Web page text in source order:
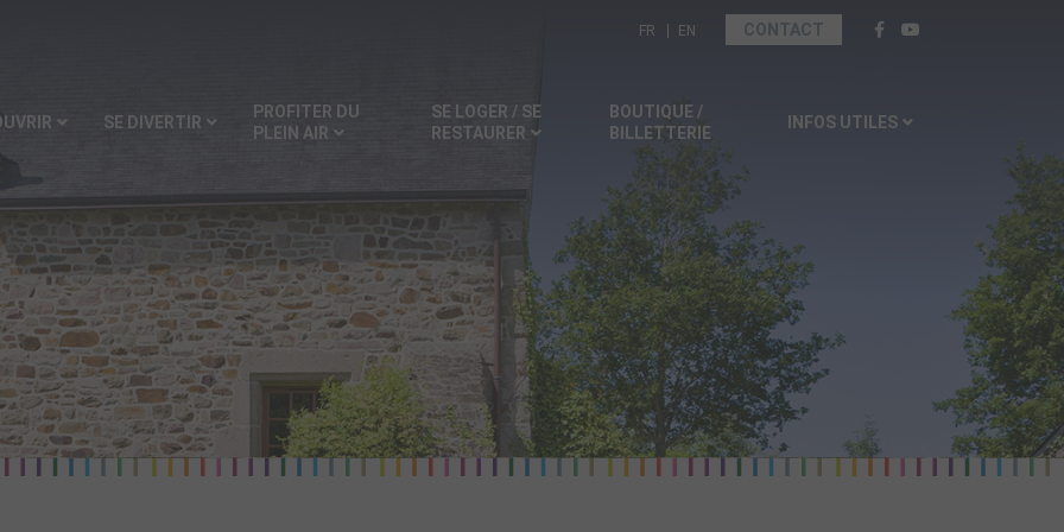
Sélectionnez votre langue
FR EN CONTACT
SE DIVERTIR
PROFITER DU
PLEIN AIR
SE LOGER / SE
RESTAURER
BOUTIQUE /
BILLETTERIE
INFOS UTILES